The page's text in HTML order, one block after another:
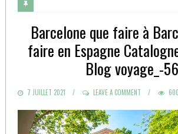
Barcelone que faire à
faire en Espagne
Blog voyage_-56
POSTED
7 JUILLET 2021 LEAVE A COMMENT